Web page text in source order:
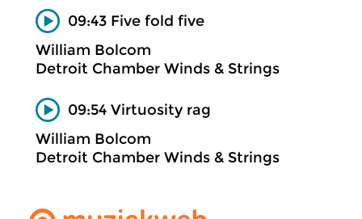
09:43 Five fold five
William Bolcom
Detroit Chamber Winds & Strings
09:54 Virtuosity rag
William Bolcom
Detroit Chamber Winds & Strings